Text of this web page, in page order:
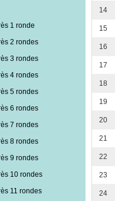
1 ronde
2 rondes
3 rondes
4 rondes
5 rondes
6 rondes
7 rondes
8 rondes
9 rondes
10 rondes
11 rondes
14
15
16
17
18
19
20
21
22
23
24